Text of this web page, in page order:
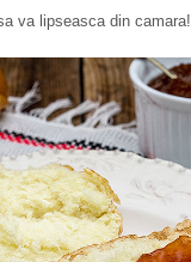
va lipseasca din camara!